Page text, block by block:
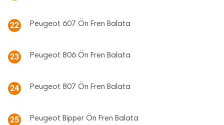
22 Peugeot 607 Ön Fren Balata
23 Peugeot 806 Ön Fren Balata
24 Peugeot 807 Ön Fren Balata
25 Peugeot Bipper Ön Fren Balata